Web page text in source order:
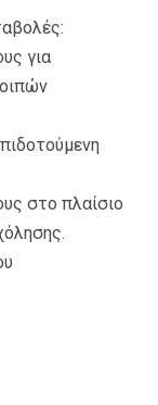
για
στο πλαίσιο